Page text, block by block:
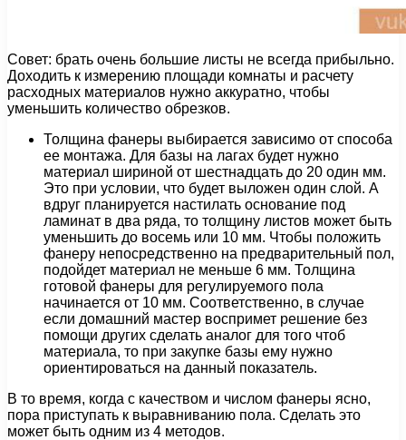
Совет: брать очень большие листы не всегда прибыльно.
Доходить к измерению площади комнаты и расчету
расходных материалов нужно аккуратно, чтобы
уменьшить количество обрезков.
Толщина фанеры выбирается зависимо от способа
ее монтажа. Для базы на лагах будет нужно
материал шириной от шестнадцать до 20 один мм.
Это при условии, что будет выложен один слой. А
вдруг планируется настилать основание под
ламинат в два ряда, то толщину листов может быть
уменьшить до восемь или 10 мм. Чтобы положить
фанеру непосредственно на предварительный пол,
подойдет материал не меньше 6 мм. Толщина
готовой фанеры для регулируемого пола
начинается от 10 мм. Соответственно, в случае
если домашний мастер воспримет решение без
помощи других сделать аналог для того чтоб
материала, то при закупке базы ему нужно
ориентироваться на данный показатель.
В то время, когда с качеством и числом фанеры ясно,
пора приступать к выравниванию пола. Сделать это
может быть одним из 4 методов.